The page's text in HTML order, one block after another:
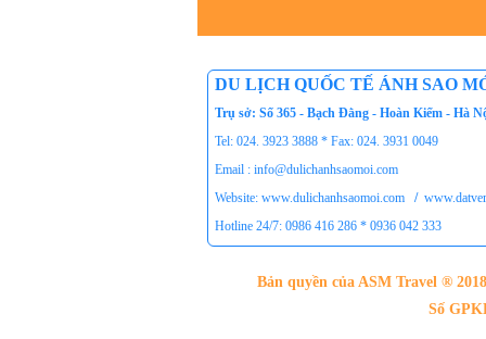
DU LỊCH QUỐC TẾ ÁNH SAO
Trụ sở: Số 365 - Bạch Đằng - Hoàn Kiếm - Hà
Tel: 024. 3923 3888 * Fax: 024. 3931 0049
Email : info@dulichanhsaomoi.com
Website: www.dulichanhsaomoi.com
/
Hotline 24/7: 0986 416 286 * 0936 042 333
Bản quyền của ASM Travel ®
Số